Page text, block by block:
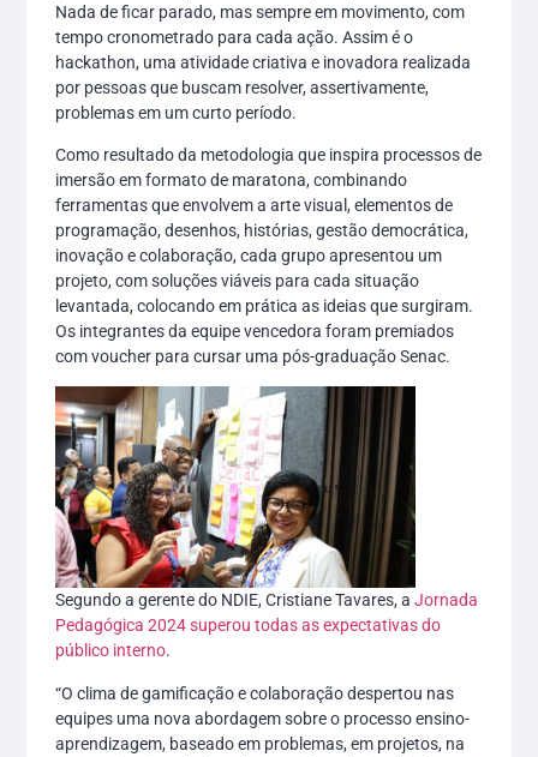
Nada de ficar parado, mas sempre em movimento, com
tempo cronometrado para cada ação. Assim é o
hackathon, uma atividade criativa e inovadora realizada
por pessoas que buscam resolver, assertivamente,
problemas em um curto período.
Como resultado da metodologia que inspira processos de
imersão em formato de maratona, combinando
ferramentas que envolvem a arte visual, elementos de
programação, desenhos, histórias, gestão democrática,
inovação e colaboração, cada grupo apresentou um
projeto, com soluções viáveis para cada situação
levantada, colocando em prática as ideias que surgiram.
Os integrantes da equipe vencedora foram premiados
com voucher para cursar uma pós-graduação Senac.
Segundo a gerente do NDIE, Cristiane Tavares, aJornada
Pedagógica 2024 superou todas as expectativas do
público interno.
“O clima de gamificação e colaboração despertou nas
equipes uma nova abordagem sobre o processo ensino-
aprendizagem, baseado em problemas, em projetos, na